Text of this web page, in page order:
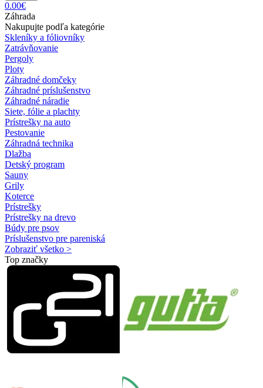
0.00€
Záhrada
Nakupujte podľa kategórie
Skleníky a fóliovníky
Zatrávňovanie
Pergoly
Ploty
Záhradné domčeky
Záhradné príslušenstvo
Záhradné náradie
Siete, fólie a plachty
Prístrešky na auto
Pestovanie
Záhradná technika
Dlažba
Detský program
Sauny
Grily
Koterce
Prístrešky
Prístrešky na drevo
Búdy pre psov
Príslušenstvo pre pareniská
Zobraziť všetko >
Top značky